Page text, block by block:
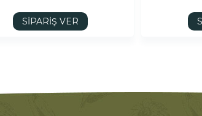
SİPARİŞ VER